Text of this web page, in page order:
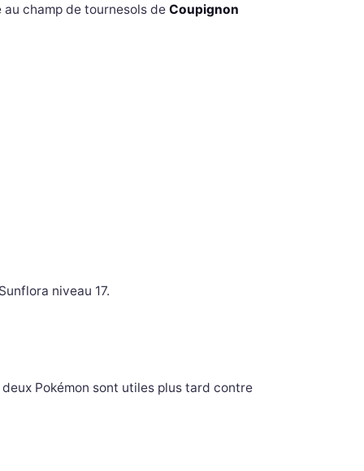
au champ de tournesols de Coupignon
niveau 17.
deux Pokémon sont utiles plus tard contre